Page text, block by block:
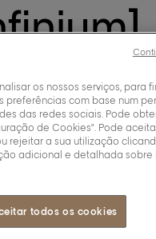
Infinium Pure
fixação e um
os nossos serviços, para
com base num
das redes sociais. Pode
de Cookies". Pode
rejeitar a sua utilização
adicional e detalhada sobre
todos os cookies